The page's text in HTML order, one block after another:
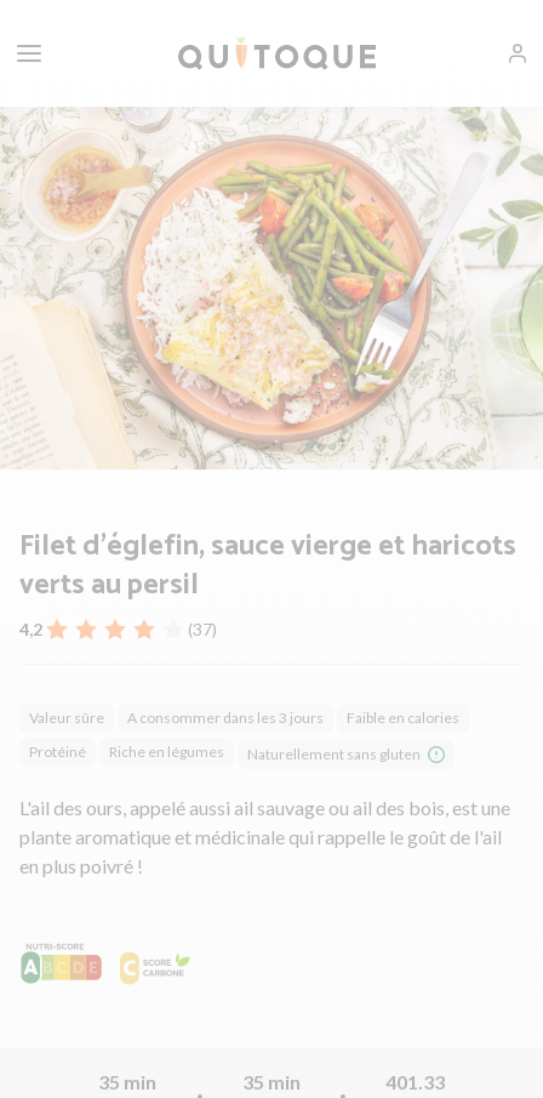
Filet d'églefin, sauce vierge et haricots
verts au persil
4,2 (37)
Valeur sûre A consommer dans les 3 jours
Faible en calories
Protéiné
Riche en légumes Naturellement sans gluten
L'ail des ours, appelé aussi ail sauvage ou ail des bois, est une
plante aromatique et médicinale qui rappelle le goût de l'ail
en plus poivré !
35 min
35 min
401.33